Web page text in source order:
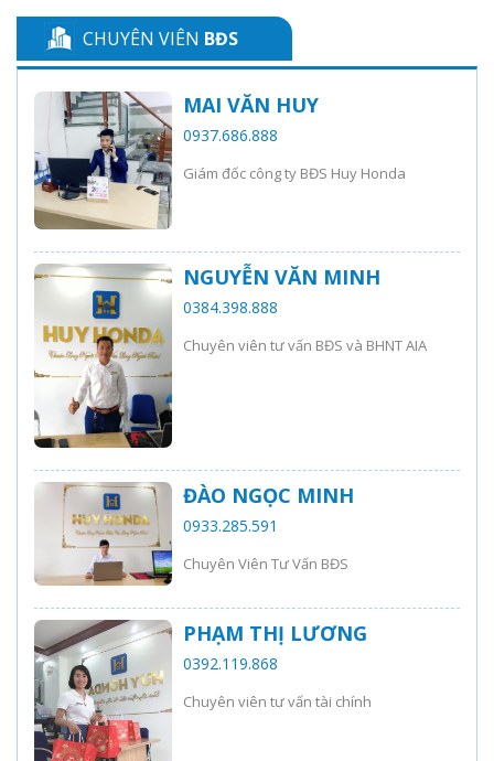
CHUYÊN VIÊN BĐS
MAI VĂN HUY
0937.686.888
Giám đốc công ty BĐS Huy Honda
NGUYỄN VĂN MINH
0384.398.888
Chuyên viên tư vấn BĐS và BHNT AIA
ĐÀO NGỌC MINH
0933.285.591
Chuyên Viên Tư Vấn BĐS
PHẠM THỊ LƯƠNG
0392.119.868
Chuyên viên tư vấn tài chính